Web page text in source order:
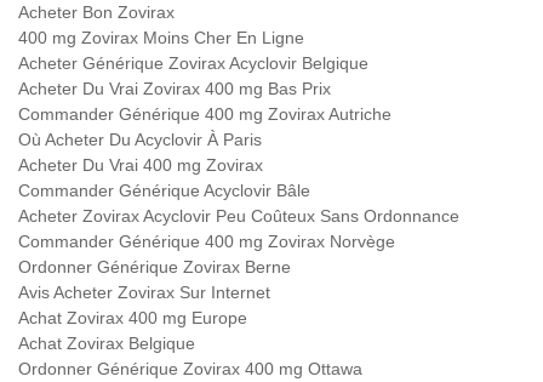
Acheter Bon Zovirax
400 mg Zovirax Moins Cher En Ligne
Acheter Générique Zovirax Acyclovir Belgique
Acheter Du Vrai Zovirax 400 mg Bas Prix
Commander Générique 400 mg Zovirax Autriche
Où Acheter Du Acyclovir À Paris
Acheter Du Vrai 400 mg Zovirax
Commander Générique Acyclovir Bâle
Acheter Zovirax Acyclovir Peu Coûteux Sans Ordonnance
Commander Générique 400 mg Zovirax Norvège
Ordonner Générique Zovirax Berne
Avis Acheter Zovirax Sur Internet
Achat Zovirax 400 mg Europe
Achat Zovirax Belgique
Ordonner Générique Zovirax 400 mg Ottawa